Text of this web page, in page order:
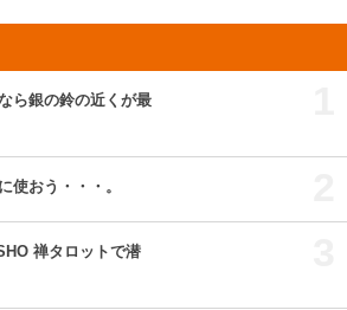
ら銀の鈴の近くが最
使おう・・・。
禅タロットで潜